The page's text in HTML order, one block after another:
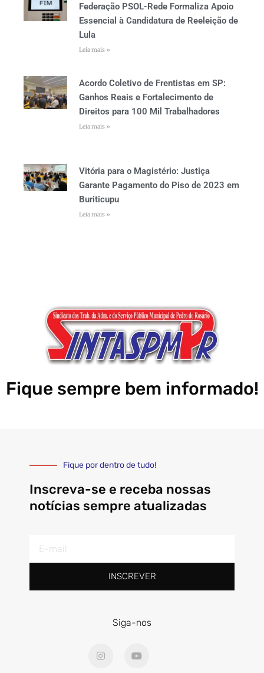
Federação PSOL-Rede Formaliza Apoio
Essencial à Candidatura de Reeleição de
Lula
Leia mais »
Acordo Coletivo de Frentistas em SP:
Ganhos Reais e Fortalecimento de
Direitos para 100 Mil Trabalhadores
Leia mais »
Vitória para o Magistério: Justiça
Garante Pagamento do Piso de 2023 em
Buriticupu
Leia mais »
Fique sempre bem informado!
Fique por dentro de tudo!
Inscreva-se e receba nossas
notícias sempre atualizadas
INSCREVER
Siga-nos
n
o